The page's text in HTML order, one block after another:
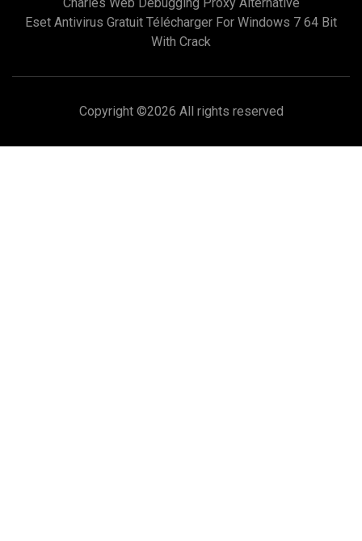
Eset Antivirus Gratuit Télécharger For Windows 7 64 Bit
With Crack
Copyright ©2026 All rights reserved